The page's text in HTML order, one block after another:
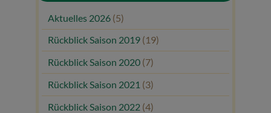
Aktuelles 2026 (5)
Rückblick Saison 2019 (19)
Rückblick Saison 2020 (7)
Rückblick Saison 2021 (3)
Rückblick Saison 2022 (4)